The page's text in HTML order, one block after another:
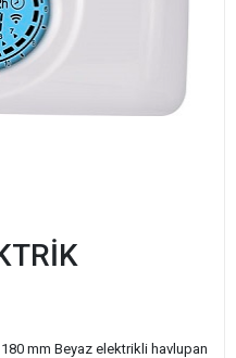
mm Beyaz elektrikli havlupan